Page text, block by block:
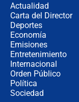
Actualidad
Carta del Director
Deportes
Economía
Emisiones
Entretenimiento
Internacional
Orden Público
Política
Sociedad